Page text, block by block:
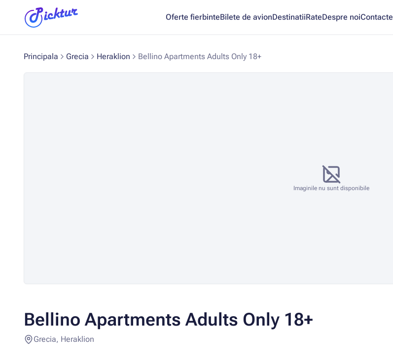
Oferte fierbinteBilete de avionDestinatiiRateDespre noiContacte
Principala Grecia Heraklion Bellino Apartments Adults Only 18+
Imaginile nu sunt disponibile
Bellino Apartments Adults Only 18+
Grecia, Heraklion